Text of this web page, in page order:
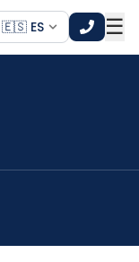
🇪🇸 ES ☰